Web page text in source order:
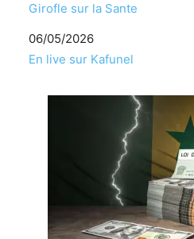
Girofle sur la Sante
Date
06/05/2026
Par rapport à
En live sur Kafunel